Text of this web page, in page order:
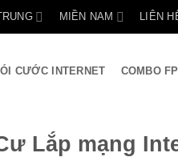
MIỀN NAM LIÊN
CƯỚC INTERNET COMBO
Lắp mạng